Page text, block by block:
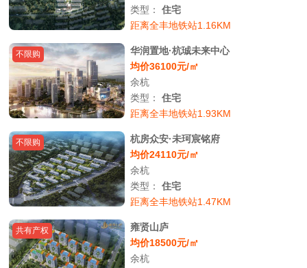
类型：住宅
距离全丰地铁站1.16KM
不限购
华润置地·杭珹未来中心
均价36100元/㎡
余杭
类型：住宅
距离全丰地铁站1.93KM
不限购
杭房众安·未珂宸铭府
均价24110元/㎡
余杭
类型：住宅
距离全丰地铁站1.47KM
共有产权
雍贤山庐
均价18500元/㎡
余杭